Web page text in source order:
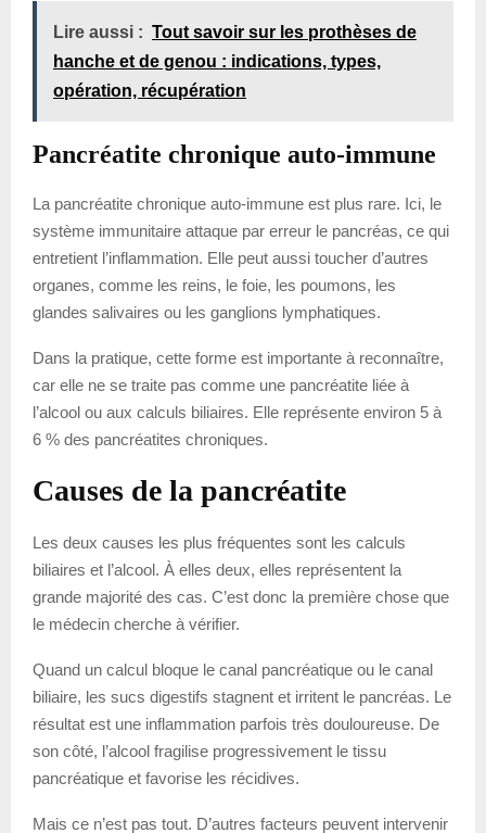
Lire aussi : Tout savoir sur les prothèses de
hanche et de genou : indications, types,
opération, récupération
Pancréatite chronique auto-immune
La pancréatite chronique auto-immune est plus rare. Ici, le
système immunitaire attaque par erreur le pancréas, ce qui
entretient l’inflammation. Elle peut aussi toucher d’autres
organes, comme les reins, le foie, les poumons, les
glandes salivaires ou les ganglions lymphatiques.
Dans la pratique, cette forme est importante à reconnaître,
car elle ne se traite pas comme une pancréatite liée à
l’alcool ou aux calculs biliaires. Elle représente environ 5 à
6 % des pancréatites chroniques.
Causes de la pancréatite
Les deux causes les plus fréquentes sont les calculs
biliaires et l’alcool. À elles deux, elles représentent la
grande majorité des cas. C’est donc la première chose que
le médecin cherche à vérifier.
Quand un calcul bloque le canal pancréatique ou le canal
biliaire, les sucs digestifs stagnent et irritent le pancréas. Le
résultat est une inflammation parfois très douloureuse. De
son côté, l’alcool fragilise progressivement le tissu
pancréatique et favorise les récidives.
Mais ce n’est pas tout. D’autres facteurs peuvent intervenir